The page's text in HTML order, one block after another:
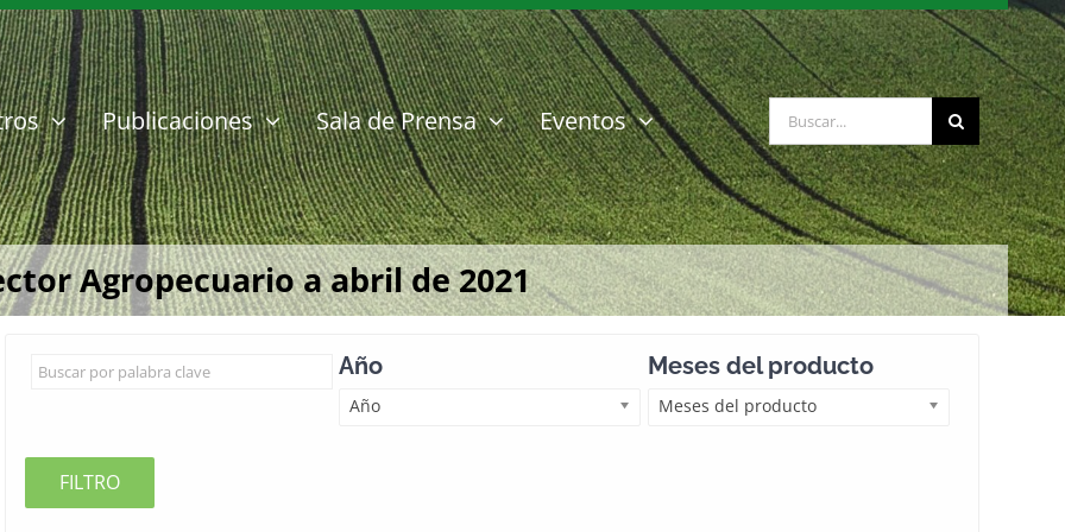
Publicaciones Sala de Prensa Eventos Buscar:
Agropecuario a abril de 2021
Año
Año
Meses del producto
Meses del producto
FILTRO